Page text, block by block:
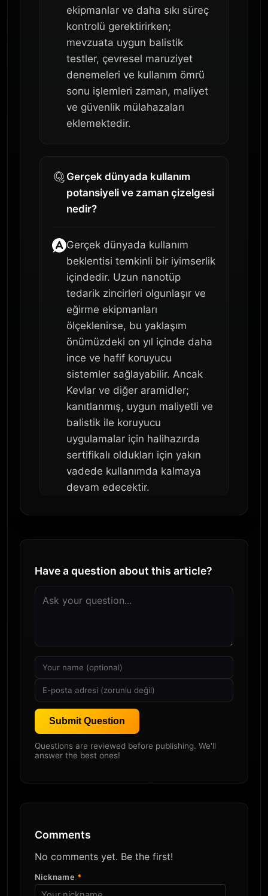
ekipmanlar ve daha sıkı süreç
kontrolü gerektirirken;
mevzuata uygun balistik
testler, çevresel maruziyet
denemeleri ve kullanım ömrü
sonu işlemleri zaman, maliyet
ve güvenlik mülahazaları
eklemektedir.
Gerçek dünyada kullanım
potansiyeli ve zaman çizelgesi
nedir?
Gerçek dünyada kullanım
beklentisi temkinli bir iyimserlik
içindedir. Uzun nanotüp
tedarik zincirleri olgunlaşır ve
eğirme ekipmanları
ölçeklenirse, bu yaklaşım
önümüzdeki on yıl içinde daha
ince ve hafif koruyucu
sistemler sağlayabilir. Ancak
Kevlar ve diğer aramidler;
kanıtlanmış, uygun maliyetli ve
balistik ile koruyucu
uygulamalar için halihazırda
sertifikalı oldukları için yakın
vadede kullanımda kalmaya
devam edecektir.
Have a question about this article?
Submit Question
Questions are reviewed before publishing. We'll
answer the best ones!
Comments
No comments yet. Be the first!
Nickname *